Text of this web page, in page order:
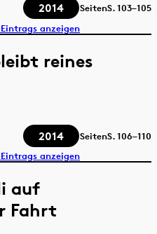
2014 SeitenS.103–105
anzeigen
reines
2014 SeitenS.106–110
anzeigen
auf
Fahrt